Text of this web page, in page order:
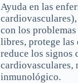
Ayuda en las
con los
libres, protege
reduce los signos
cardiovasculares,
inmunológico.